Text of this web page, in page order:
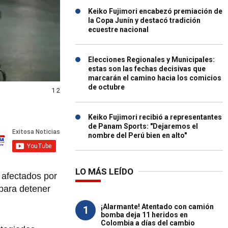
1 2
por
detener
Keiko Fujimori encabezó premiación de
la Copa Junín y destacó tradición
ecuestre nacional
Elecciones Regionales y Municipales:
estas son las fechas decisivas que
marcarán el camino hacia los comicios
de octubre
Keiko Fujimori recibió a representantes
de Panam Sports: "Dejaremos el
nombre del Perú bien en alto"
LO MÁS LEÍDO
1
¡Alarmante! Atentado con camión
bomba deja 11 heridos en
Colombia a días del cambio